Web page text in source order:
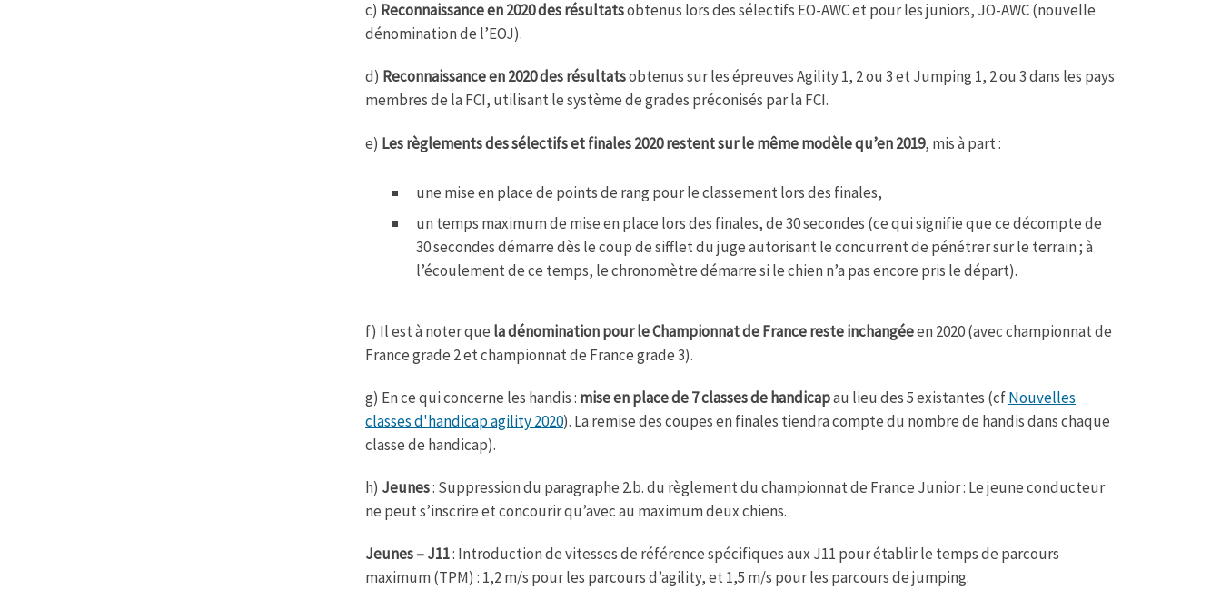
c) Reconnaissance en 2020 des résultatsobtenus lors des sélectifs EO-AWC et pour les juniors, JO-AWC (nouvelle
dénomination de l’EOJ).
d) Reconnaissance en 2020 des résultatsobtenus sur les épreuves Agility 1, 2 ou 3 et Jumping 1, 2 ou 3 dans les pays
membres de la FCI, utilisant le système de grades préconisés par la FCI.
e) Les règlements des sélectifs et finales 2020 restent sur le même modèle qu’en 2019, mis à part :
une mise en place de points de rang pour le classement lors des finales,
un temps maximum de mise en place lors des finales, de 30 secondes (ce qui signifie que ce décompte de
30 secondes démarre dès le coup de sifflet du juge autorisant le concurrent de pénétrer sur le terrain ; à
l’écoulement de ce temps, le chronomètre démarre si le chien n’a pas encore pris le départ).
f) Il est à noter que la dénomination pour le Championnat de France reste inchangéeen 2020 (avec championnat de
France grade 2 et championnat de France grade 3).
g) En ce qui concerne les handis : mise en place de 7 classes de handicapau lieu des 5 existantes (cfNouvelles
classes d'handicap agility 2020). La remise des coupes en finales tiendra compte du nombre de handis dans chaque
classe de handicap).
h) Jeunes: Suppression du paragraphe 2.b. du règlement du championnat de France Junior : Le jeune conducteur
ne peut s’inscrire et concourir qu’avec au maximum deux chiens.
Jeunes – J11: Introduction de vitesses de référence spécifiques aux J11 pour établir le temps de parcours
maximum (TPM) : 1,2 m/s pour les parcours d’agility, et 1,5 m/s pour les parcours de jumping.